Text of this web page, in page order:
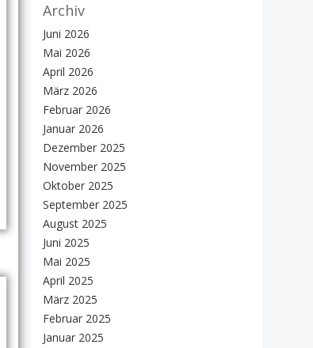
Archiv
Juni 2026
Mai 2026
April 2026
März 2026
Februar 2026
Januar 2026
Dezember 2025
November 2025
Oktober 2025
September 2025
August 2025
Juni 2025
Mai 2025
April 2025
März 2025
Februar 2025
Januar 2025